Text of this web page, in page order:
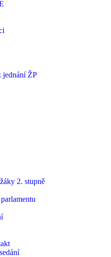
jednání ŽP
2. stupně